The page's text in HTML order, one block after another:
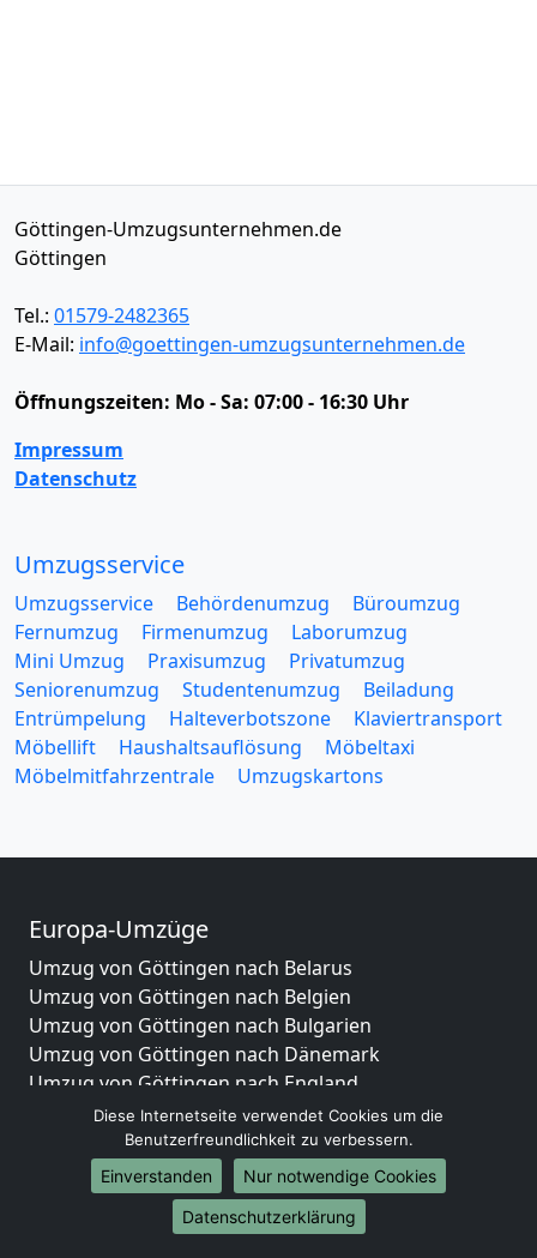
Göttingen-Umzugsunternehmen.de
Göttingen
Tel.: 01579-2482365
E-Mail: info@goettingen-umzugsunternehmen.de
Öffnungszeiten: Mo - Sa: 07:00 - 16:30 Uhr
Impressum
Datenschutz
Umzugsservice
Umzugsservice Behördenumzug
Büroumzug
Fernumzug
Firmenumzug
Laborumzug
Mini Umzug
Praxisumzug
Privatumzug
Seniorenumzug
Studentenumzug
Beiladung
Entrümpelung
Halteverbotszone
Klaviertransport
Möbellift
Haushaltsauflösung
Möbeltaxi
Möbelmitfahrzentrale
Umzugskartons
Europa-Umzüge
Umzug von Göttingen nach Belarus
Umzug von Göttingen nach Belgien
Umzug von Göttingen nach Bulgarien
Umzug von Göttingen nach Dänemark
Umzug von Göttingen nach England
Umzug von Göttingen nach Portugal
Umzug von Göttingen nach Bosnien
und Herzegowina
Umzug von Göttingen nach Irland
Umzug von Göttingen nach Lettland
Diese Internetseite verwendet Cookies um die
Benutzerfreundlichkeit zu verbessern.
Einverstanden
Nur notwendige Cookies
Datenschutzerklärung